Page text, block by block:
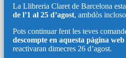
La Llibreria Claret de Barcelona
de l’1 al 25 d’agost, ambdòs
Pots continuar fent les teves
descompte en aquesta pàgina web
reactivaran dimecres 26 d’agost.